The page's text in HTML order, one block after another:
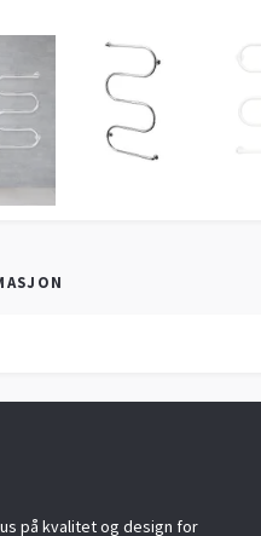
på kvalitet og design for